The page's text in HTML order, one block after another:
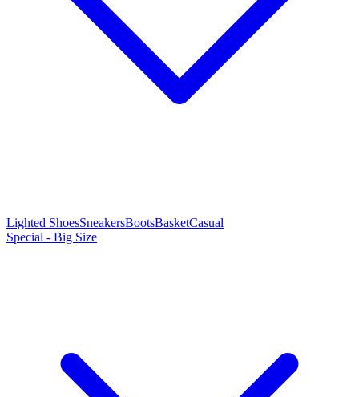
Lighted ShoesSneakersBootsBasketCasual
Special - Big Size